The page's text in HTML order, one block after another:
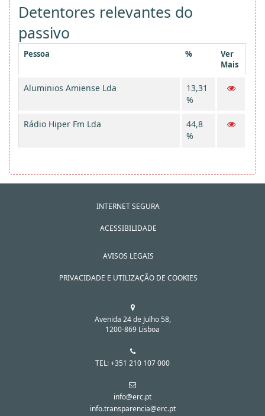
Detentores relevantes do
passivo
Pessoa %
Ver
Mais
Aluminios Amiense Lda
13,31
%
Rádio Hiper Fm Lda
44,8
%
INTERNET SEGURA
ACESSIBILIDADE
AVISOS LEGAIS
PRIVACIDADE E UTILIZAÇÃO DE COOKIES
Avenida 24 de Julho 58,
1200-869 Lisboa
TEL: +351 210 107 000
info@erc.pt
info.transparencia@erc.pt